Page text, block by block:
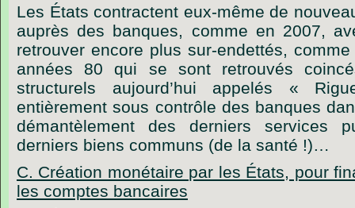
Les États contractent eux-même de
auprès des banques, comme en 2007,
retrouver encore plus sur-endettés,
années 80 qui se sont retrouvés
structurels aujourd’hui appelés «
entièrement sous contrôle des banques
démantèlement des derniers services
derniers biens communs (de la santé !)…
C. Création monétaire par les États, pour
les comptes bancaires